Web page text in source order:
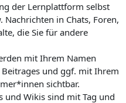
der Lernplattform selbst
Nachrichten in Chats, Foren,
die Sie für andere
mit Ihrem Namen
und ggf. mit Ihrem
sichtbar.
und Wikis sind mit Tag und